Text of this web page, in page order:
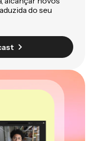
do seu